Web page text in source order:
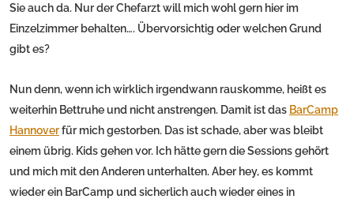
Sie auch da. Nur der Chefarzt will mich wohl gern hier im
Einzelzimmer behalten…. Übervorsichtig oder welchen Grund
gibt es?
Nun denn, wenn ich wirklich irgendwann rauskomme, heißt es
weiterhin Bettruhe und nicht anstrengen. Damit ist das BarCamp
Hannoverfür mich gestorben. Das ist schade, aber was bleibt
einem übrig. Kids gehen vor. Ich hätte gern die Sessions gehört
und mich mit den Anderen unterhalten. Aber hey, es kommt
wieder ein BarCamp und sicherlich auch wieder eines in